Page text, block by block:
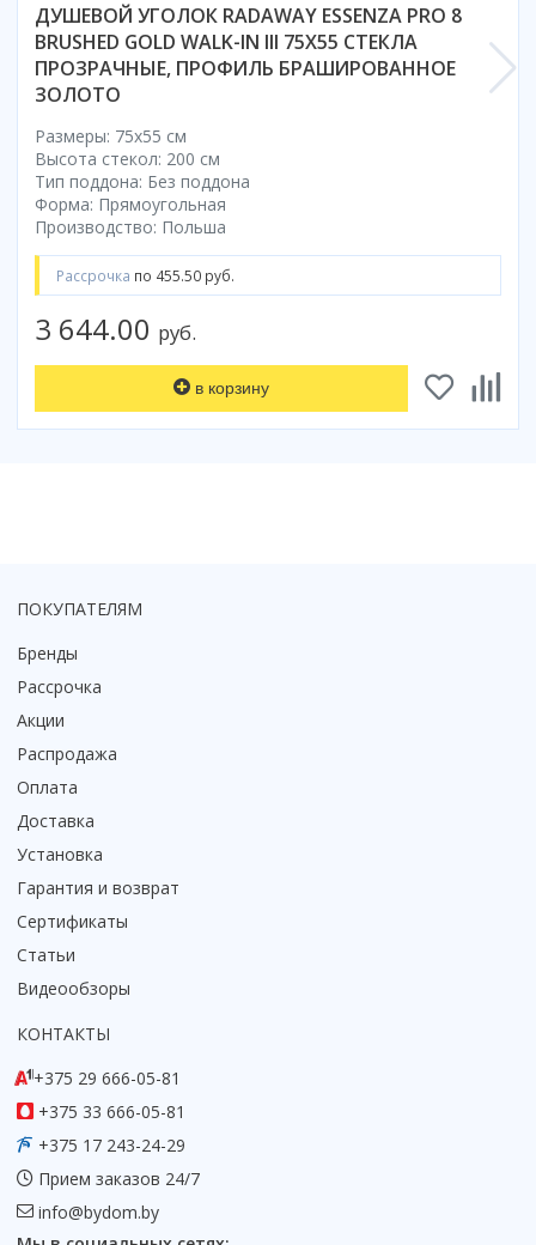
Смотреть все
Комплектующие
Сифоны
Ролики
Скребки
Коврик для душевой кабины
Смотреть все
ДУШЕВОЙ УГОЛОК RADAWAY ESSENZA PRO 8
BRUSHED GOLD WALK-IN III 75X55 СТЕКЛА
ПРОЗРАЧНЫЕ, ПРОФИЛЬ БРАШИРОВАННОЕ
ЗОЛОТО
Размеры: 75x55 cм
Высота стекол: 200 см
Тип поддона: Без поддона
Форма: Прямоугольная
Производство: Польша
Рассрочка по 455.50 руб.
3 644.00 руб.
в корзину
ПОКУПАТЕЛЯМ
Бренды
Рассрочка
Акции
Распродажа
Оплата
Доставка
Установка
Гарантия и возврат
Сертификаты
Статьи
Видеообзоры
КОНТАКТЫ
+375 29 666-05-81
+375 33 666-05-81
+375 17 243-24-29
Прием заказов 24/7
info@bydom.by